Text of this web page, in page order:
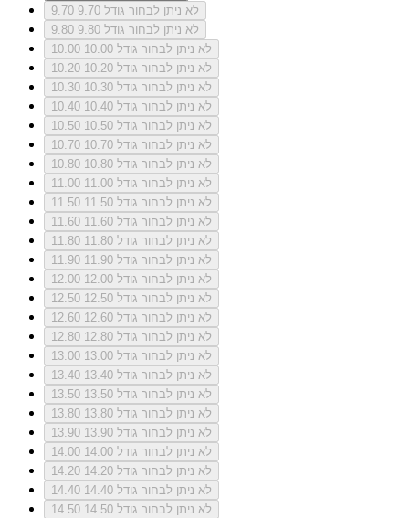
9.70
לא ניתן לבחור גודל 9.70
9.80
לא ניתן לבחור גודל 9.80
10.00
לא ניתן לבחור גודל 10.00
10.20
לא ניתן לבחור גודל 10.20
10.30
לא ניתן לבחור גודל 10.30
10.40
לא ניתן לבחור גודל 10.40
10.50
לא ניתן לבחור גודל 10.50
10.70
לא ניתן לבחור גודל 10.70
10.80
לא ניתן לבחור גודל 10.80
11.00
לא ניתן לבחור גודל 11.00
11.50
לא ניתן לבחור גודל 11.50
11.60
לא ניתן לבחור גודל 11.60
11.80
לא ניתן לבחור גודל 11.80
11.90
לא ניתן לבחור גודל 11.90
12.00
לא ניתן לבחור גודל 12.00
12.50
לא ניתן לבחור גודל 12.50
12.60
לא ניתן לבחור גודל 12.60
12.80
לא ניתן לבחור גודל 12.80
13.00
לא ניתן לבחור גודל 13.00
13.40
לא ניתן לבחור גודל 13.40
13.50
לא ניתן לבחור גודל 13.50
13.80
לא ניתן לבחור גודל 13.80
13.90
לא ניתן לבחור גודל 13.90
14.00
לא ניתן לבחור גודל 14.00
14.20
לא ניתן לבחור גודל 14.20
14.40
לא ניתן לבחור גודל 14.40
14.50
לא ניתן לבחור גודל 14.50